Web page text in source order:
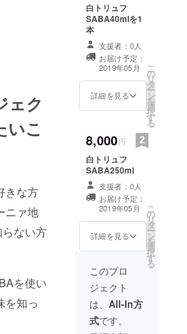
ェク
いこ
きな方
ニァ地
ない方
を使い
を知っ
白トリュフ
SABA40mlを1
本
支援者：0人
お届け予定：
2019年05月
詳細を見る
こ
の
リ
タ
ー
ン
を
選
択
す
る
8,000円
白トリュフ
SABA250ml
支援者：0人
お届け予定：
2019年05月
詳細を見る
こ
の
リ
タ
ー
ン
を
選
択
す
る
このプロ
ジェクト
は、 All-In方
式です。